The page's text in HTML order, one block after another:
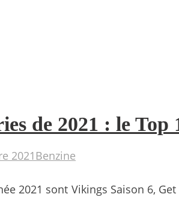
de 2021 : le
2021 Benzine
2021 sont Vikings Saison 6,